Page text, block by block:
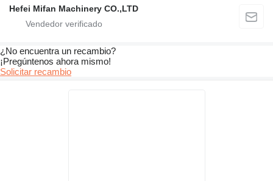
Hefei Mifan Machinery CO.,LTD
¿No encuentra un recambio?
¡Pregúntenos ahora mismo!
Solicitar recambio